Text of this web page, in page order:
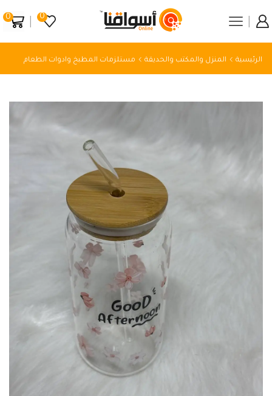
0
0
الرئيسية المنزل والمكتب والحديقة مستلزمات المطبخ وادوات الطعام